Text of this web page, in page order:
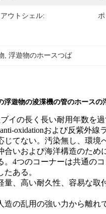
アウトシェル:
, 浮遊物のホースつば
遊物の浚渫機の管のホースの
イの長く長い耐用年数を
oxidationおよび反紫外
てない。汚染無し、環境
いおよび海洋構造のため
4つのコーナーは共通の
ある。
、高い耐久性、容易な取
の乱用の強い力から離れ